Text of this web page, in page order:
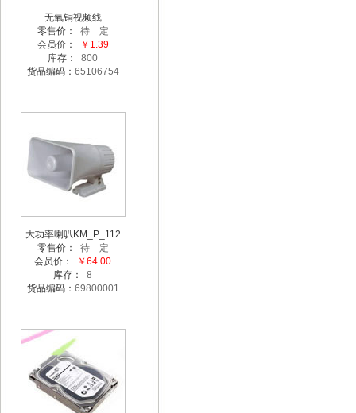
无氧铜视频线
零售价： 待 定
会员价：
￥1.39
库存：800
货品编码： 65106754
大功率喇叭KM_P_112
零售价： 待 定
会员价：
￥64.00
库存：8
货品编码： 69800001